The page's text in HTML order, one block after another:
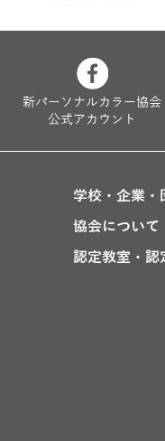
新パーソナルカラー協会
公式アカウント
学校・企業・
協会について
認定教室・認